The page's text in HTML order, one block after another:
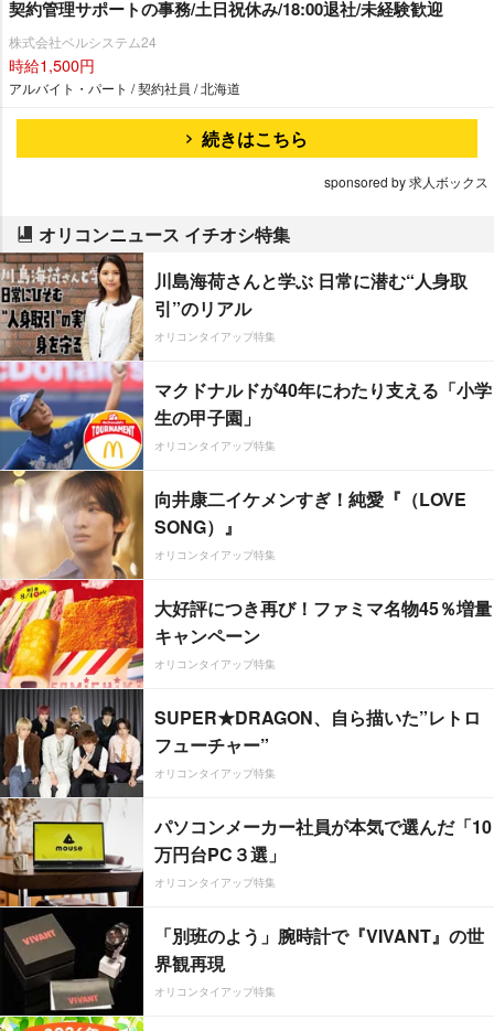
契約管理サポートの事務/土日祝休み/18:00退社/未経験歓迎
株式会社ベルシステム24
時給1,500円
アルバイト・パート / 契約社員 / 北海道
続きはこちら
sponsored by 求人ボックス
オリコンニュース イチオシ特集
川島海荷さんと学ぶ 日常に潜む“人身取
引”のリアル
オリコンタイアップ特集
マクドナルドが40年にわたり支える「小学
生の甲子園」
オリコンタイアップ特集
向井康二イケメンすぎ！純愛『（LOVE
SONG）』
オリコンタイアップ特集
大好評につき再び！ファミマ名物45％増量
キャンペーン
オリコンタイアップ特集
SUPER★DRAGON、自ら描いた”レトロ
フューチャー”
オリコンタイアップ特集
パソコンメーカー社員が本気で選んだ「10
万円台PC３選」
オリコンタイアップ特集
「別班のよう」腕時計で『VIVANT』の世
界観再現
オリコンタイアップ特集